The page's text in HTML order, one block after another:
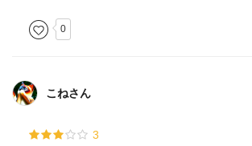
る。
女は…こわい…。
とはいえ、これは貞任も悪そうだ。流麗
った貞任も悪い。交流せずに、理解し合お
く。男は黙って…がカッコイイし、当時の
0
こねさん
3